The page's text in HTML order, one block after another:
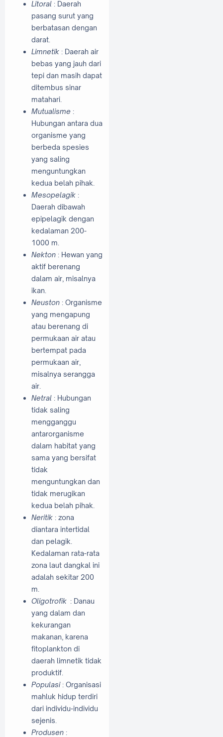
Litoral : Daerah
pasang surut yang
berbatasan dengan
darat.
Limnetik : Daerah air
bebas yang jauh dari
tepi dan masih dapat
ditembus sinar
matahari.
Mutualisme :
Hubungan antara dua
organisme yang
berbeda spesies
yang saling
menguntungkan
kedua belah pihak.
Mesopelagik :
Daerah dibawah
epipelagik dengan
kedalaman 200-
1000 m.
Nekton : Hewan yang
aktif berenang
dalam air, misalnya
ikan.
Neuston : Organisme
yang mengapung
atau berenang di
permukaan air atau
bertempat pada
permukaan air,
misalnya serangga
air.
Netral : Hubungan
tidak saling
mengganggu
antarorganisme
dalam habitat yang
sama yang bersifat
tidak
menguntungkan dan
tidak merugikan
kedua belah pihak.
Neritik : zona
diantara intertidal
dan pelagik.
Kedalaman rata-rata
zona laut dangkal ini
adalah sekitar 200
m.
Oligotrofik : Danau
yang dalam dan
kekurangan
makanan, karena
fitoplankton di
daerah limnetik tidak
produktif.
Populasi : Organisasi
mahluk hidup terdiri
dari individu-individu
sejenis.
Produsen :